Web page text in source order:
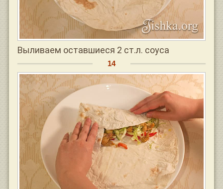
Выливаем оставшиеся 2 ст.л. соуса